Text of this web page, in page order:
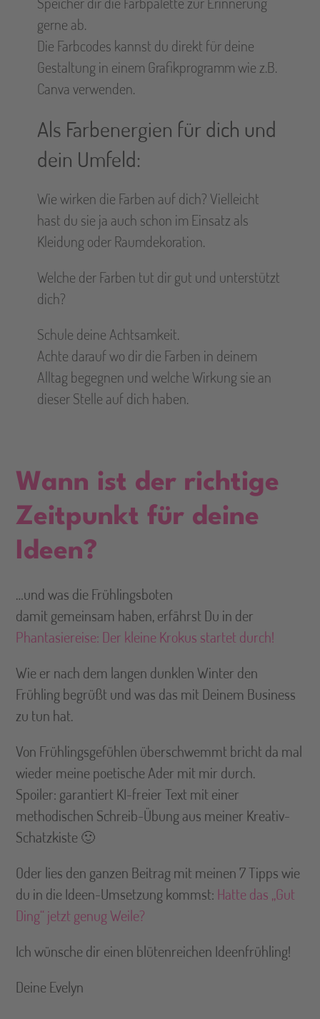
gerne ab.
Die Farbcodes kannst du direkt für deine
Gestaltung in einem Grafikprogramm wie z.B.
Canva verwenden.
Als Farbenergien für dich und
dein Umfeld:
Wie wirken die Farben auf dich? Vielleicht
hast du sie ja auch schon im Einsatz als
Kleidung oder Raumdekoration.
Welche der Farben tut dir gut und unterstützt
dich?
Schule deine Achtsamkeit.
Achte darauf wo dir die Farben in deinem
Alltag begegnen und welche Wirkung sie an
dieser Stelle auf dich haben.
Wann ist der richtige
Zeitpunkt für deine
Ideen?
…und was die Frühlingsboten
damit gemeinsam haben, erfährst Du in der
Phantasiereise: Der kleine Krokus startet durch!
Wie er nach dem langen dunklen Winter den
Frühling begrüßt und was das mit Deinem Business
zu tun hat.
Von Frühlingsgefühlen überschwemmt bricht da mal
wieder meine poetische Ader mit mir durch.
Spoiler: garantiert KI-freier Text mit einer
methodischen Schreib-Übung aus meiner Kreativ-
Schatzkiste 🙂
Oder lies den ganzen Beitrag mit meinen 7 Tipps wie
du in die Ideen-Umsetzung kommst: Hatte das „Gut
Ding“ jetzt genug Weile?
Ich wünsche dir einen blütenreichen Ideenfrühling!
Deine Evelyn